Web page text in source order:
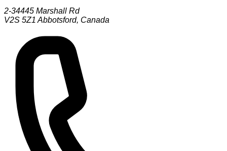
2-34445 Marshall Rd
V2S 5Z1 Abbotsford, Canada